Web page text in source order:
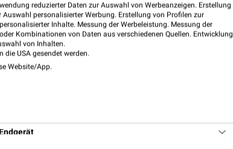
❯
PROSPEKT BLÄTTERN
reduzierter Daten zur Auswahl von Werbeanzeigen. Erstellung
personalisierter Werbung. Erstellung von Profilen zur
Inhalte. Messung der Werbeleistung. Messung der
Kombinationen von Daten aus verschiedenen Quellen. Entwicklung
von Inhalten.
die USA gesendet werden.
Website/App.